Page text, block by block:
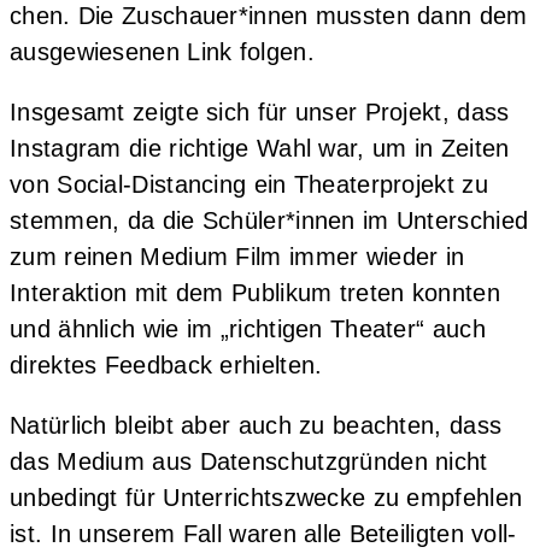
chen. Die Zuschauer*innen muss­ten dann dem
aus­ge­wie­se­nen Link folgen.
Ins­ge­samt zeig­te sich für unser Pro­jekt, dass
Insta­gram die rich­ti­ge Wahl war, um in Zei­ten
von Social-Distancing ein Thea­ter­pro­jekt zu
stem­men, da die Schüler*innen im Unter­schied
zum rei­nen Medi­um Film immer wie­der in
Inter­ak­ti­on mit dem Publi­kum tre­ten konn­ten
und ähn­lich wie im „rich­ti­gen Thea­ter“ auch
direk­tes Feed­back erhielten.
Natür­lich bleibt aber auch zu beach­ten, dass
das Medi­um aus Daten­schutz­grün­den nicht
unbe­dingt für Unter­richts­zwe­cke zu emp­feh­len
ist. In unse­rem Fall waren alle Betei­lig­ten voll­